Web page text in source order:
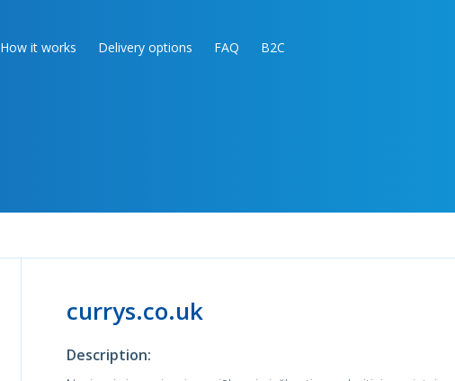
How it works Delivery options FAQ B2C
currys.co.uk
Description: